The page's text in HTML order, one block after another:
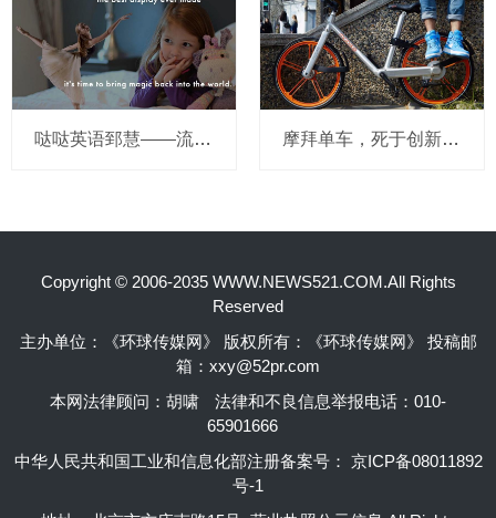
哒哒英语郅慧——流量这杯毒酒，你还喝吗？ 摩拜单车，死于创新的一百万种方式
Copyright © 2006-2035 WWW.NEWS521.COM.All Rights
Reserved
主办单位：《环球传媒网》 版权所有：《环球传媒网》 投稿邮
箱：xxy@52pr.com
本网法律顾问：胡啸
法律和不良信息举报电话：010-
65901666
中华人民共和国工业和信息化部注册备案号： 京ICP备08011892
号-1